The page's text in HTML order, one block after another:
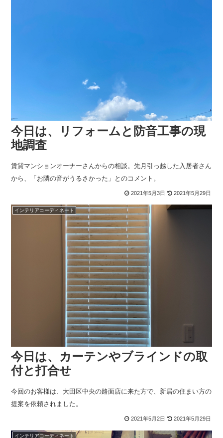
今日は、リフォームと防音工事の現
地調査
賃貸マンションオーナーさんからの相談。先月引っ越した入居者さん
から、「お隣の音がうるさかった」とのコメント。
2021年5月3日 2021年5月29日
インテリアコーディネート
今日は、カーテンやブラインドの取
付と打合せ
今回のお客様は、大田区中央の路面店に来た方で、新居の住まい方の
提案を依頼されました。
2021年5月2日 2021年5月29日
インテリアコーディネート